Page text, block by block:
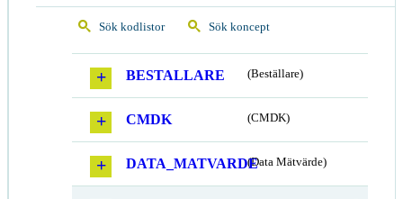
Sök kodlistor Sök koncept
BESTALLARE (Beställare)
CMDK (CMDK)
DATA_MATVARDE(Data Mätvärde)